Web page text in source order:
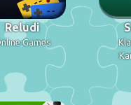
Reludi
Games